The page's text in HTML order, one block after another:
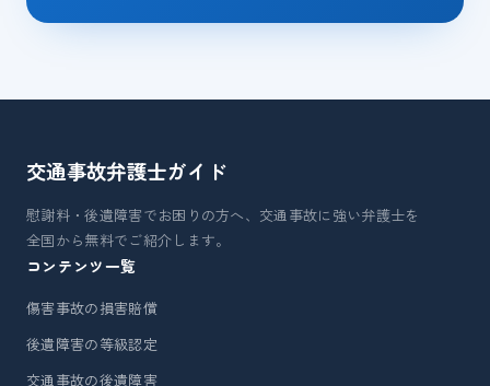
交通事故弁護士ガイド
慰謝料・後遺障害でお困りの方へ、交通事故に強い弁護士を
全国から無料でご紹介します。
コンテンツ一覧
傷害事故の損害賠償
後遺障害の等級認定
交通事故の後遺障害